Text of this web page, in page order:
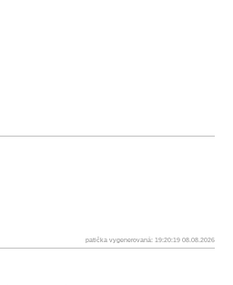
patička vygenerovaná: 19:20:19 08.08.2026